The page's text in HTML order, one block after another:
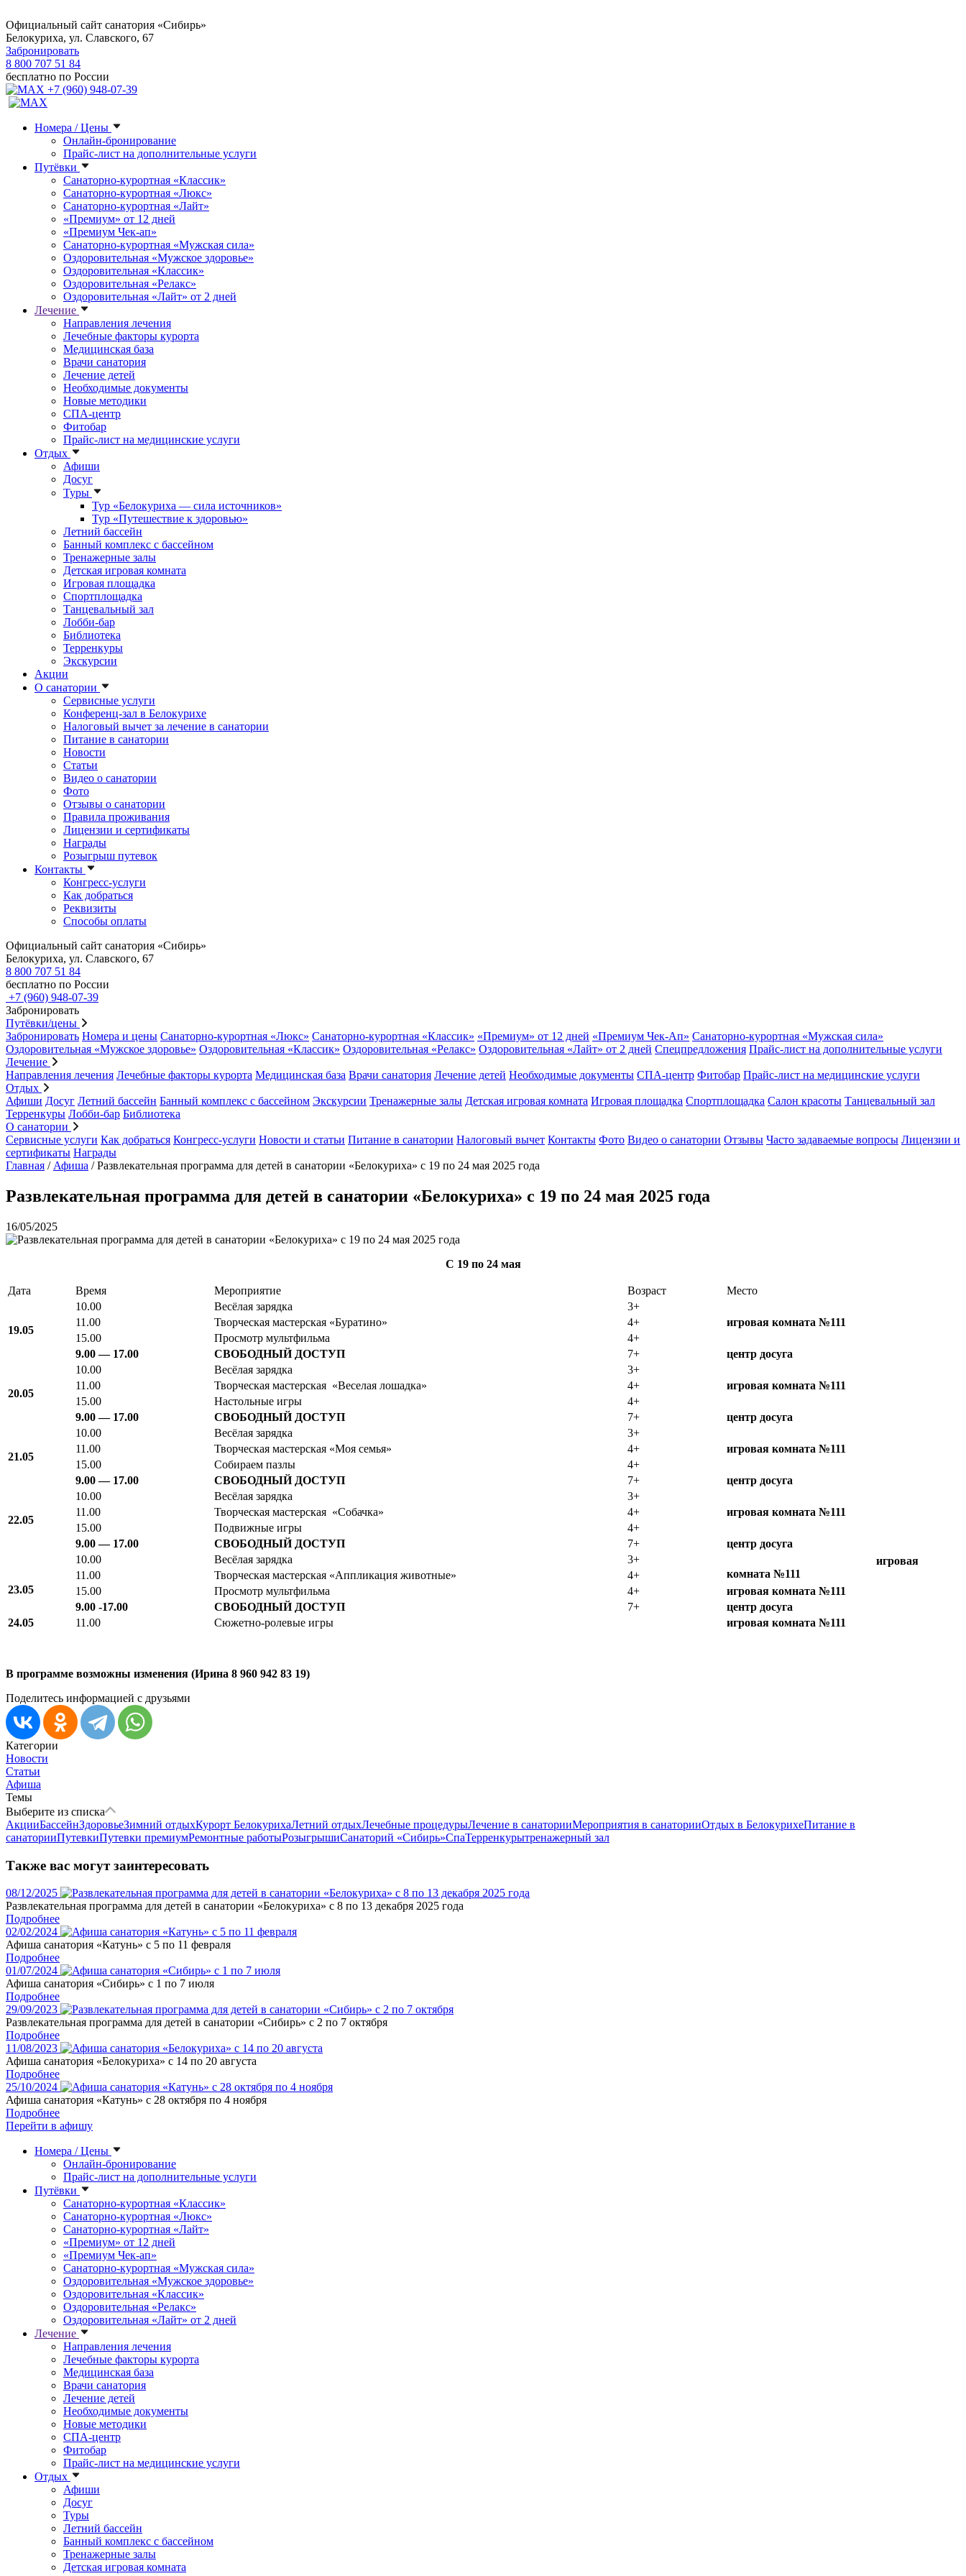
Официальный сайт санатория «Сибирь»
Белокуриха, ул. Славского, 67
Забронировать
8 800 707 51 84
бесплатно по России
+7 (960) 948-07-39
Номера / Цены
Онлайн-бронирование
Прайс-лист на дополнительные услуги
Путёвки
Санаторно-курортная «Классик»
Санаторно-курортная «Люкс»
Санаторно-курортная «Лайт»
«Премиум» от 12 дней
«Премиум Чек-ап»
Санаторно-курортная «Мужская сила»
Оздоровительная «Мужское здоровье»
Оздоровительная «Классик»
Оздоровительная «Релакс»
Оздоровительная «Лайт» от 2 дней
Лечение
Направления лечения
Лечебные факторы курорта
Медицинская база
Врачи санатория
Лечение детей
Необходимые документы
Новые методики
СПА-центр
Фитобар
Прайс-лист на медицинские услуги
Отдых
Афиши
Досуг
Туры
Тур «Белокуриха — сила источников»
Тур «Путешествие к здоровью»
Летний бассейн
Банный комплекс с бассейном
Тренажерные залы
Детская игровая комната
Игровая площадка
Спортплощадка
Танцевальный зал
Лобби-бар
Библиотека
Терренкуры
Экскурсии
Акции
О санатории
Сервисные услуги
Конференц-зал в Белокурихе
Налоговый вычет за лечение в санатории
Питание в санатории
Новости
Статьи
Видео о санатории
Фото
Отзывы о санатории
Правила проживания
Лицензии и сертификаты
Награды
Розыгрыш путевок
Контакты
Конгресс-услуги
Как добраться
Реквизиты
Способы оплаты
Официальный сайт санатория «Сибирь»
Белокуриха, ул. Славского, 67
8 800 707 51 84
бесплатно по России
+7 (960) 948-07-39
Забронировать
Путёвки/цены
Забронировать Номера и цены Санаторно-курортная «Люкс» Санаторно-курортная «Классик» «Премиум» от 12 дней «Премиум Чек-Ап» Санаторно-курортная «Мужская сила»
Оздоровительная «Мужское здоровье» Оздоровительная «Классик» Оздоровительная «Релакс» Оздоровительная «Лайт» от 2 дней Спецпредложения Прайс-лист на дополнительные услуги
Лечение
Направления лечения Лечебные факторы курорта Медицинская база Врачи санатория Лечение детей Необходимые документы СПА-центр Фитобар Прайс-лист на медицинские услуги
Отдых
Афиши Досуг Летний бассейн Банный комплекс с бассейном Экскурсии Тренажерные залы Детская игровая комната Игровая площадка Спортплощадка Салон красоты Танцевальный зал
Терренкуры Лобби-бар Библиотека
О санатории
Сервисные услуги Как добраться Конгресс-услуги Новости и статьи Питание в санатории Налоговый вычет Контакты Фото Видео о санатории Отзывы Часто задаваемые вопросы Лицензии и
сертификаты Награды
Главная / Афиша /Развлекательная программа для детей в санатории «Белокуриха» с 19 по 24 мая 2025 года
Развлекательная программа для детей в санатории «Белокуриха» с 19 по 24 мая 2025 года
16/05/2025
С 19 по 24 мая
Дата Время Мероприятие Возраст Место
19.05
10.00 Весёлая зарядка
3+
игровая комната №111
11.00 Творческая мастерская «Буратино»
4+
15.00
Просмотр мультфильма
4+
9.00 — 17.00
СВОБОДНЫЙ ДОСТУП 7+ центр досуга
20.05
10.00 Весёлая зарядка
3+
игровая комната №111
11.00 Творческая мастерская «Веселая лошадка»
4+
15.00
Настольные игры
4+
9.00 — 17.00
СВОБОДНЫЙ ДОСТУП 7+ центр досуга
21.05
10.00 Весёлая зарядка
3+
игровая комната №111
11.00 Творческая мастерская «Моя семья»
4+
15.00
Собираем пазлы
4+
9.00 — 17.00
СВОБОДНЫЙ ДОСТУП 7+ центр досуга
22.05
10.00 Весёлая зарядка
3+
игровая комната №111
11.00 Творческая мастерская «Собачка»
4+
15.00
Подвижные игры
4+
9.00 — 17.00
СВОБОДНЫЙ ДОСТУП 7+ центр досуга
23.05
10.00 Весёлая зарядка 3+
игровая
комната №111
11.00 Творческая мастерская «Аппликация животные»
4+
15.00
Просмотр мультфильма 4+
игровая комната №111
9.00 -17.00
СВОБОДНЫЙ ДОСТУП 7+
центр досуга
24.05
11.00 Сюжетно-ролевые игры игровая комната №111
В программе возможны изменения (Ирина 8 960 942 83 19)
Поделитесь информацией с друзьями
Категории
Новости
Статьи
Афиша
Темы
Выберите из списка
АкцииБассейнЗдоровьеЗимний отдыхКурорт БелокурихаЛетний отдыхЛечебные процедурыЛечение в санаторииМероприятия в санаторииОтдых в БелокурихеПитание в
санаторииПутевкиПутевки премиумРемонтные работыРозыгрышиСанаторий «Сибирь»СпаТерренкурытренажерный зал
Также вас могут заинтересовать
08/12/2025
Развлекательная программа для детей в санатории «Белокуриха» с 8 по 13 декабря 2025 года
Подробнее
02/02/2024
Афиша санатория «Катунь» с 5 по 11 февраля
Подробнее
01/07/2024
Афиша санатория «Сибирь» с 1 по 7 июля
Подробнее
29/09/2023
Развлекательная программа для детей в санатории «Сибирь» с 2 по 7 октября
Подробнее
11/08/2023
Афиша санатория «Белокуриха» с 14 по 20 августа
Подробнее
25/10/2024
Афиша санатория «Катунь» с 28 октября по 4 ноября
Подробнее
Перейти в афишу
Номера / Цены
Онлайн-бронирование
Прайс-лист на дополнительные услуги
Путёвки
Санаторно-курортная «Классик»
Санаторно-курортная «Люкс»
Санаторно-курортная «Лайт»
«Премиум» от 12 дней
«Премиум Чек-ап»
Санаторно-курортная «Мужская сила»
Оздоровительная «Мужское здоровье»
Оздоровительная «Классик»
Оздоровительная «Релакс»
Оздоровительная «Лайт» от 2 дней
Лечение
Направления лечения
Лечебные факторы курорта
Медицинская база
Врачи санатория
Лечение детей
Необходимые документы
Новые методики
СПА-центр
Фитобар
Прайс-лист на медицинские услуги
Отдых
Афиши
Досуг
Туры
Летний бассейн
Банный комплекс с бассейном
Тренажерные залы
Детская игровая комната